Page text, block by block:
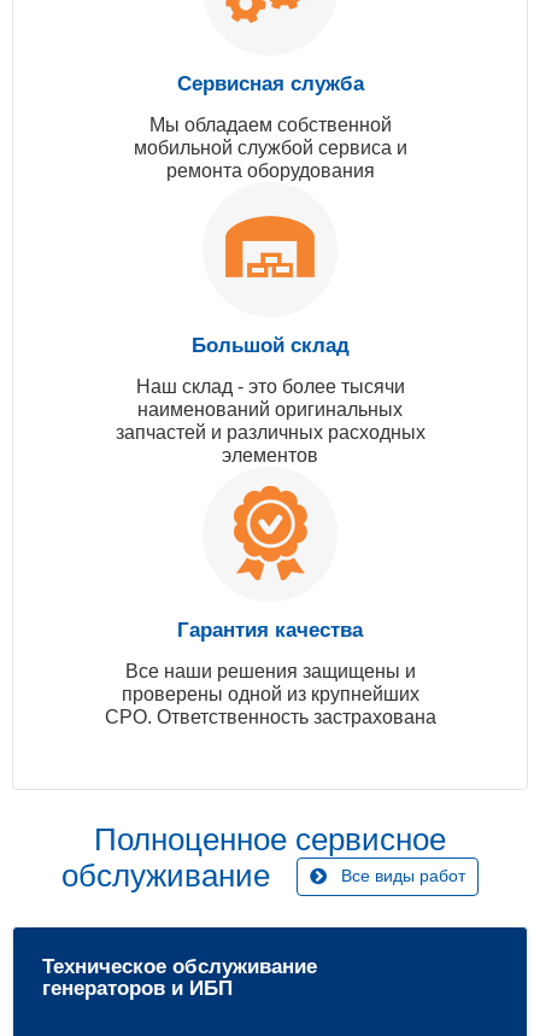
Сервисная служба
Мы обладаем собственной
мобильной службой сервиса и
ремонта оборудования
Большой склад
Наш склад - это более тысячи
наименований оригинальных
запчастей и различных расходных
элементов
Гарантия качества
Все наши решения защищены и
проверены одной из крупнейших
СРО. Ответственность застрахована
Полноценное сервисное
обслуживание
Все виды работ
Техническое обслуживание
генераторов и ИБП